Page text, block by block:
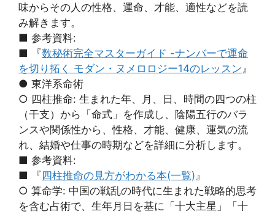
味からその人の性格、運命、才能、適性などを読
み解きます。
■ 参考資料:
■ 『数秘術完全マスターガイド -ナンバーで運命
を切り拓く モダン・ヌメロロジー14のレッスン 』
● 東洋系命術
○ 四柱推命: 生まれた年、月、日、時間の四つの柱
（干支）から「命式」を作成し、陰陽五行のバラ
ンスや関係性から、性格、才能、健康、運気の流
れ、結婚や仕事の時期などを詳細に分析します。
■ 参考資料:
■ 『 四柱推命の見方がわかる本(一覧) 』
○ 算命学: 中国の戦乱の時代に生まれた戦略的思考
を含む占術で、生年月日を基に「十大主星」「十